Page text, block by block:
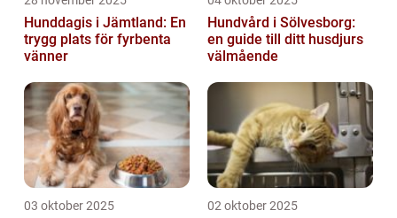
Hunddagis i Jämtland: En
trygg plats för fyrbenta
vänner
Hundvård i Sölvesborg:
en guide till ditt husdjurs
välmående
03 oktober 2025 02 oktober 2025